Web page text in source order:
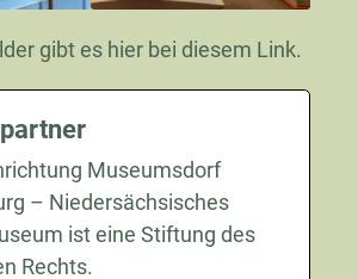
gibt es hier bei diesem Link.
Museumsdorf
– Niedersächsisches
ist eine Stiftung des
Rechts.